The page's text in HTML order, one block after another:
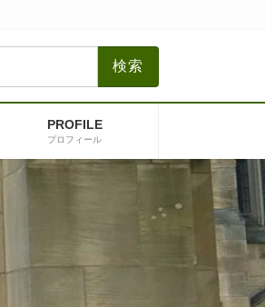
PROFILE
プロフィール